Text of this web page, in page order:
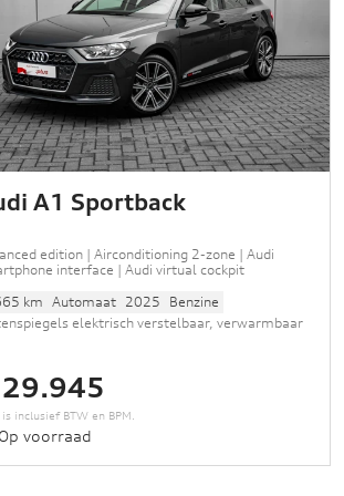
A1 Sportback
edition | Airconditioning 2-zone | Audi
interface | Audi virtual cockpit
km Automaat 2025
Benzine
elektrisch verstelbaar, verwarmbaar
smartphone interface • Audi virtual cockpit •
achter • Parkeerhulp plus • Rijstrook
inclusief BTW en BPM.
Op voorraad